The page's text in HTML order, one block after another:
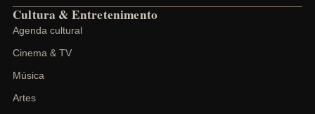
Cultura & Entretenimento
Agenda cultural
Cinema & TV
Música
Artes